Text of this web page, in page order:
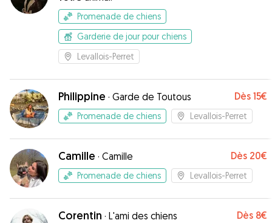
Promenade de chiens
Garderie de jour pour chiens
Levallois-Perret
Philippine · Garde de Toutous Dès 15€
Promenade de chiens Levallois-Perret
Camille · Camille Dès 20€
Promenade de chiens Levallois-Perret
Corentin · L'ami des chiens Dès 8€